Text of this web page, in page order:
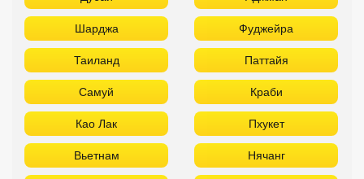
Шарджа Фуджейра
Таиланд Паттайя
Самуй Краби
Као Лак Пхукет
Вьетнам Нячанг